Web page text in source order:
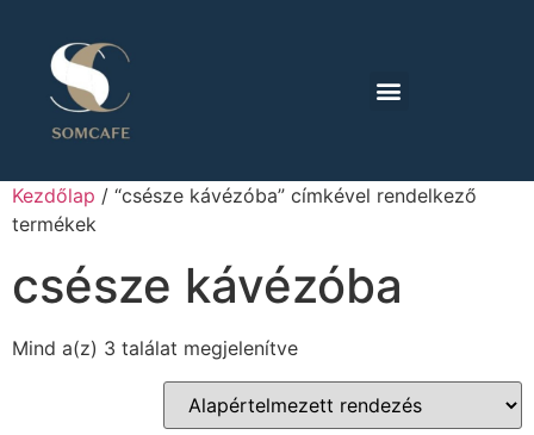
Kezdőlap / “csésze kávézóba” címkével rendelkező
termékek
csésze kávézóba
Mind a(z) 3 találat megjelenítve